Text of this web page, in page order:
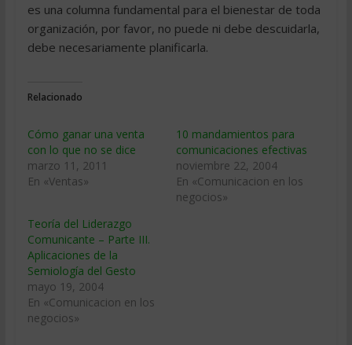
es una columna fundamental para el bienestar de toda
organización, por favor, no puede ni debe descuidarla,
debe necesariamente planificarla.
Relacionado
Cómo ganar una venta
con lo que no se dice
marzo 11, 2011
En «Ventas»
10 mandamientos para
comunicaciones efectivas
noviembre 22, 2004
En «Comunicacion en los
negocios»
Teoría del Liderazgo
Comunicante – Parte III.
Aplicaciones de la
Semiología del Gesto
mayo 19, 2004
En «Comunicacion en los
negocios»